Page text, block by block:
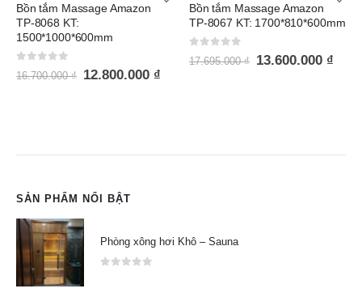
Bồn tắm Massage Amazon
TP-8067 KT: 1700*810*600mm
0out of 5
17.695.000
Bồn tắm Massage Amazon
TP-8046 KT:
1700*1190*600mm
SẢN PHẨM NỔI BẬT
Phòng xông hơi Khô – Sauna